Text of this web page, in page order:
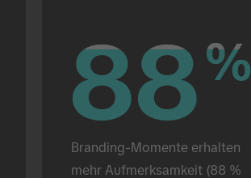
88%
88%
Branding-Momente erhalten
mehr Aufmerksamkeit (88 %